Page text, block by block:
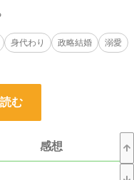
身代わり 政略結婚
溺愛
む
感想